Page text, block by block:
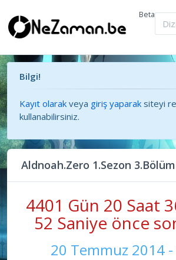
Beta
Bilgi!
Kayıt olarak veya giriş yaparak siteyi
kullanabilirsiniz.
Aldnoah.Zero 1.Sezon
4401 Gün 20 Saat
52 Saniye önce
20 Temmuz 2014